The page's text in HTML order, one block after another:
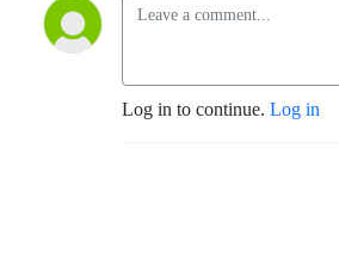
Log in to continue. Log in